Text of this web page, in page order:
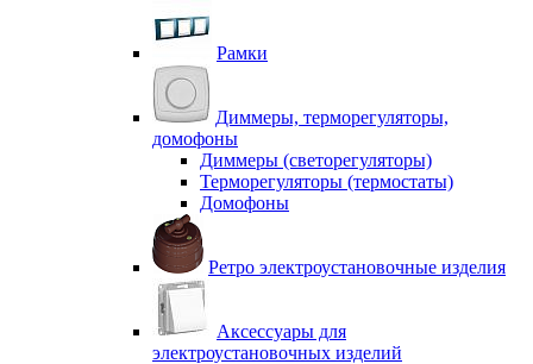
Рамки
Диммеры, терморегуляторы,
домофоны
Диммеры (светорегуляторы)
Терморегуляторы (термостаты)
Домофоны
Ретро электроустановочные изделия
Аксессуары для
электроустановочных изделий